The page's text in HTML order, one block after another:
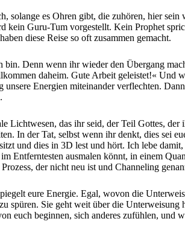
solange es Ohren gibt, die zuhören, hier
Guru-Tum vorgestellt. Kein Prophet
diese Reise so oft zusammen gemacht.
Denn wenn ihr wieder den Übergang
daheim. Gute Arbeit geleistet!« Und
Energien miteinander verflechten.
Lichtwesen, das ihr seid, der Teil Gottes,
In der Tat, selbst wenn ihr denkt, dies sei
und dies in 3D lest und hört. Ich lebe
Entferntesten ausmalen könnt, in einem
der nicht neu ist und Channeling
eure Energie. Egal, wovon die
spüren. Sie geht weit über die Unterweisung
euch beginnen, sich anderes zufühlen,